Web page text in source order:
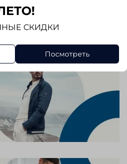
СКИДКИ
Посмотреть